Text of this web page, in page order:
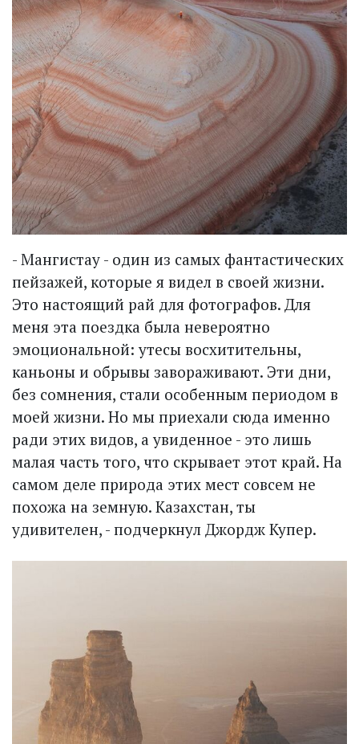
- Мангистау - один из самых фантастических
пейзажей, которые я видел в своей жизни.
Это настоящий рай для фотографов. Для
меня эта поездка была невероятно
эмоциональной: утесы восхитительны,
каньоны и обрывы завораживают. Эти дни,
без сомнения, стали особенным периодом в
моей жизни. Но мы приехали сюда именно
ради этих видов, а увиденное - это лишь
малая часть того, что скрывает этот край. На
самом деле природа этих мест совсем не
похожа на земную. Казахстан, ты
удивителен, - подчеркнул Джордж Купер.